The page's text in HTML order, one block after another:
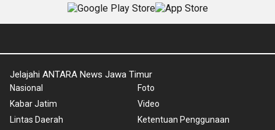
Jelajahi ANTARA News Jawa Timur
Nasional
Kabar Jatim
Lintas Daerah
Foto
Video
Ketentuan Penggunaan